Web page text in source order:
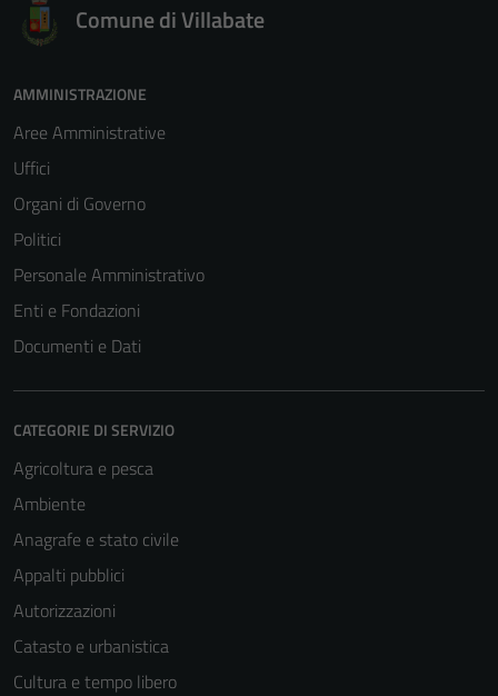
Comune di Villabate
AMMINISTRAZIONE
Aree Amministrative
Uffici
Organi di Governo
Politici
Personale Amministrativo
Enti e Fondazioni
Documenti e Dati
CATEGORIE DI SERVIZIO
Agricoltura e pesca
Ambiente
Anagrafe e stato civile
Appalti pubblici
Autorizzazioni
Catasto e urbanistica
Cultura e tempo libero